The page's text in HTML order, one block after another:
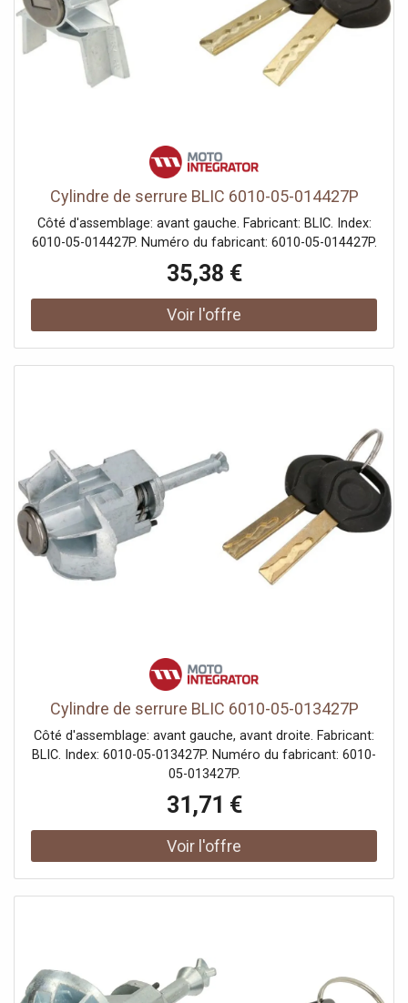
Cylindre de serrure BLIC 6010-05-014427P
Côté d'assemblage: avant gauche. Fabricant: BLIC. Index:
6010-05-014427P. Numéro du fabricant: 6010-05-014427P.
35,38 €
Cylindre de serrure BLIC 6010-05-013427P
Côté d'assemblage: avant gauche, avant droite. Fabricant:
BLIC. Index: 6010-05-013427P. Numéro du fabricant: 6010-
05-013427P.
31,71 €